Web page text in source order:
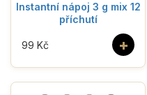
Instantní nápoj 3 g mix 12
příchutí
+
99 Kč